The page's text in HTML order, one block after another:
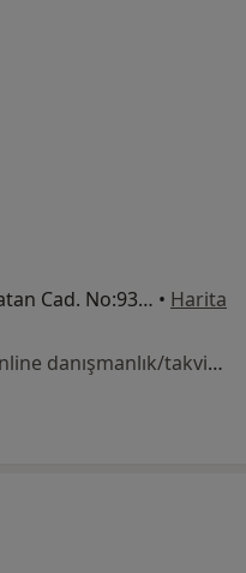
Mehmet Akif Ersoy mah. Vatan Cad. No:93A, Ankara • Harita
Bu uzman ilgili adres için online danışmanlık/takvim sunmuyor.